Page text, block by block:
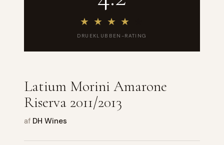
★ ★ ★ ★
DRUEKLUBBEN-RATING
Latium Morini Amarone
Riserva 2011/2013
af DH Wines